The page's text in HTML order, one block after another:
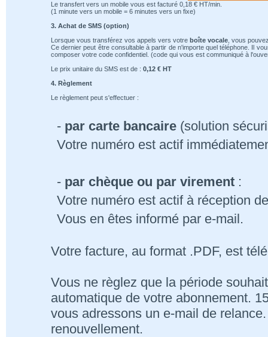
Le transfert vers un mobile vous est facturé 0,18 € HT/min.
(1 minute vers un mobile = 6 minutes vers un fixe)
3. Achat de SMS (option)
Lorsque vous transférez vos appels vers votre boîte vocale , vous
Ce dernier peut être consultable à partir de n'importe quel téléphone. Il
composer votre code confidentiel. (code qui vous est communiqué à
Le prix unitaire du SMS est de : 0,12 € HT
4. Règlement
Le règlement peut s'effectuer :
- par carte bancaire (solution
Votre numéro est actif
- par chèque ou par virement :
Votre numéro est actif à réception
Vous en êtes informé par e-mail.
Votre facture, au format .PDF, est
Vous ne règlez que la période
automatique de votre abonnement.
vous adressons un e-mail de
renouvellement.